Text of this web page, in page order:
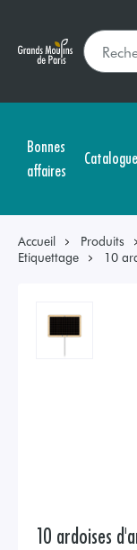
Bonnes
affaires
Catalogue
Accueil Produits
Etiquettage
10
10 ardoises